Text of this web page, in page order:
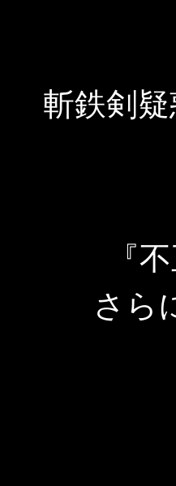
斬鉄剣
『
さら